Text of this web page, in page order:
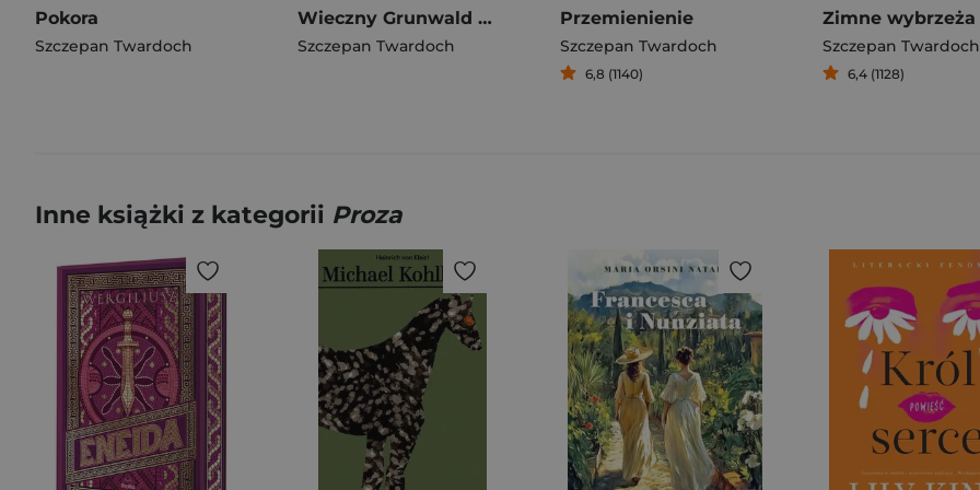
Pokora
Szczepan Twardoch
Wieczny Grunwald wyd. 3
Szczepan Twardoch
Przemienienie
Szczepan Twardoch
6,8 (1140)
Zimne wybrzeża
Szczepan Twardoch
6,4 (1128)
Inne książki z kategorii Proza